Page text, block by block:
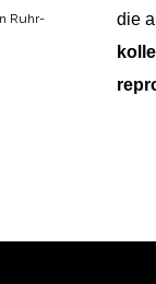
Ruhr-
die